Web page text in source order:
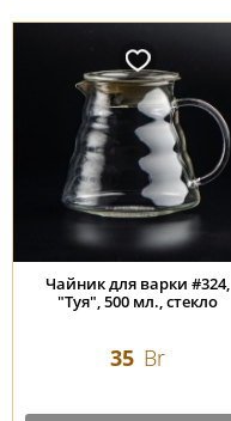
Чайник для варки #324,
"Туя", 500 мл., стекло
35 Br